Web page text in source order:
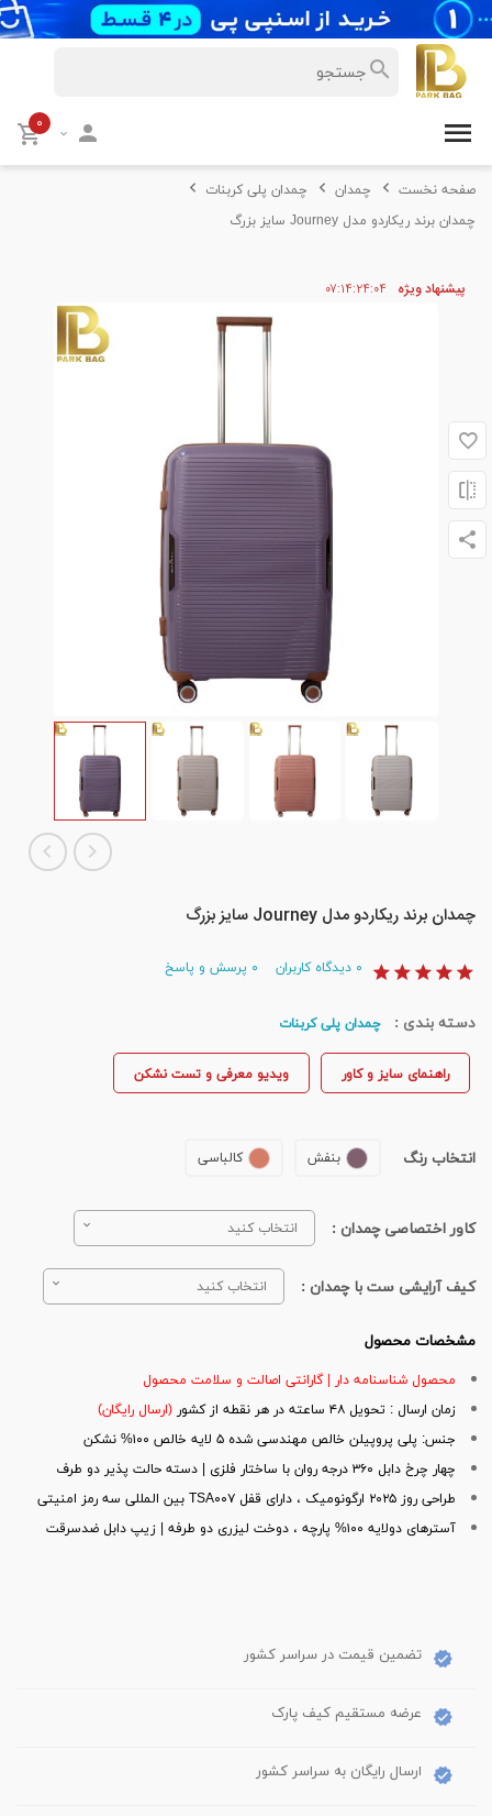
۰
صفحه نخست چمدان
چمدان پلی کربنات
چمدان برند ریکاردو مدل Journey سایز بزرگ
پیشنهاد ویژه ۰۷ ۱۴ ۲۴ ۰۳
چمدان برند ریکاردو مدل Journey سایز بزرگ
دیدگاه کاربران پرسش و پاسخ
دسته بندی : چمدان پلی کربنات
راهنمای سایز و کاور ویدیو معرفی و تست نشکن
انتخاب رنگ بنفش کالباسی
کاور اختصاصی چمدان : انتخاب کنید
کیف آرایشی ست با چمدان : انتخاب کنید
مشخصات محصول
محصول شناسنامه دار | گارانتی اصالت و سلامت محصول
زمان ارسال : تحویل ۴۸ ساعته در هر نقطه از کشور
(ارسال رایگان)
جنس: پلی پروپیلن خالص مهندسی شده ۵ لایه خالص ۱۰۰% نشکن
چهار چرخ دابل ۳۶۰ درجه روان با ساختار فلزی | دسته حالت پذیر دو طرف
طراحی روز ۲۰۲۵ ارگونومیک ، دارای قفل TSA۰۰۷ بین المللی سه رمز امنیتی
آسترهای دولایه ۱۰۰% پارچه ، دوخت لیزری دو طرفه | زیپ دابل ضدسرقت
تضمین قیمت در سراسر کشور
عرضه مستقیم کیف پارک
ارسال رایگان به سراسر کشور